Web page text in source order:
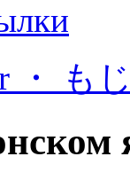
・ も